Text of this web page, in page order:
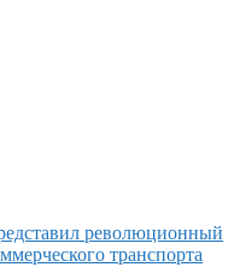
революционный
транспорта